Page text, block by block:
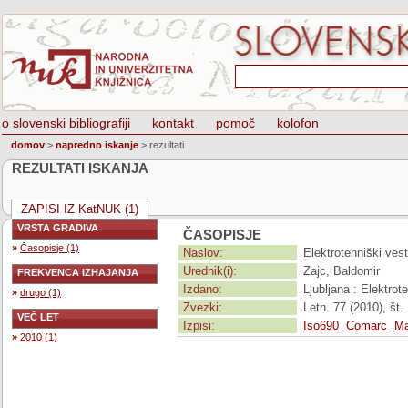
o slovenski bibliografiji kontakt pomoč kolofon
domov > napredno iskanje > rezultati
REZULTATI ISKANJA
ZAPISI IZ KatNUK (1)
VRSTA GRADIVA
» Časopisje (1)
FREKVENCA IZHAJANJA
» drugo (1)
VEČ LET
» 2010 (1)
ČASOPISJE
Naslov:
Elektrotehniški
Urednik(i):
Zajc, Baldomir
Izdano:
Ljubljana :
Zvezki:
Letn. 77 (2010), št.
Izpisi:
Iso690 Comarc